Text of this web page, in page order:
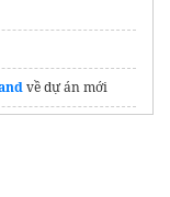
về dự án mới